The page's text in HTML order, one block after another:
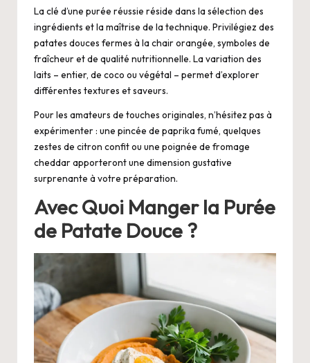
La clé d’une purée réussie réside dans la sélection des
ingrédients et la maîtrise de la technique. Privilégiez des
patates douces fermes à la chair orangée, symboles de
fraîcheur et de qualité nutritionnelle. La variation des
laits – entier, de coco ou végétal – permet d’explorer
différentes textures et saveurs.
Pour les amateurs de touches originales, n’hésitez pas à
expérimenter : une pincée de paprika fumé, quelques
zestes de citron confit ou une poignée de fromage
cheddar apporteront une dimension gustative
surprenante à votre préparation.
Avec Quoi Manger la Purée
de Patate Douce ?